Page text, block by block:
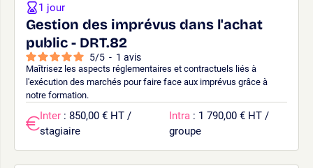
Gestion des imprévus dans l'achat
public - DRT.82
5/5 - 1 avis
Maîtrisez les aspects réglementaires et contractuels liés à
l'exécution des marchés pour faire face aux imprévus grâce à
notre formation.
1 jour
Inter : 850,00 € HT /
stagiaire
Intra : 1 790,00 € HT /
groupe